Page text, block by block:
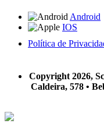
Android
IOS
Política de
Copyright 2026,
Caldeira, 578 •